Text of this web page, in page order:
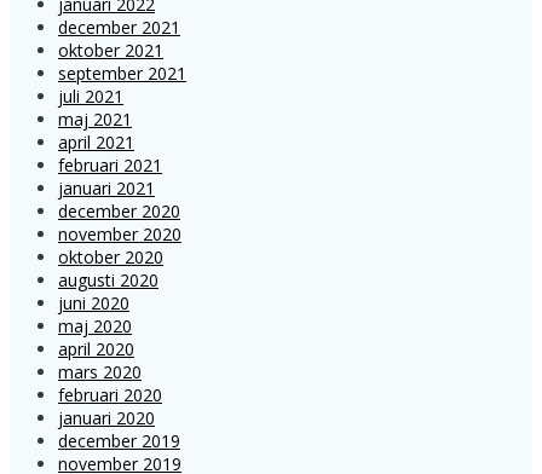
december 2021
oktober 2021
september 2021
juli 2021
maj 2021
april 2021
februari 2021
januari 2021
december 2020
november 2020
oktober 2020
augusti 2020
juni 2020
maj 2020
april 2020
mars 2020
februari 2020
januari 2020
december 2019
november 2019